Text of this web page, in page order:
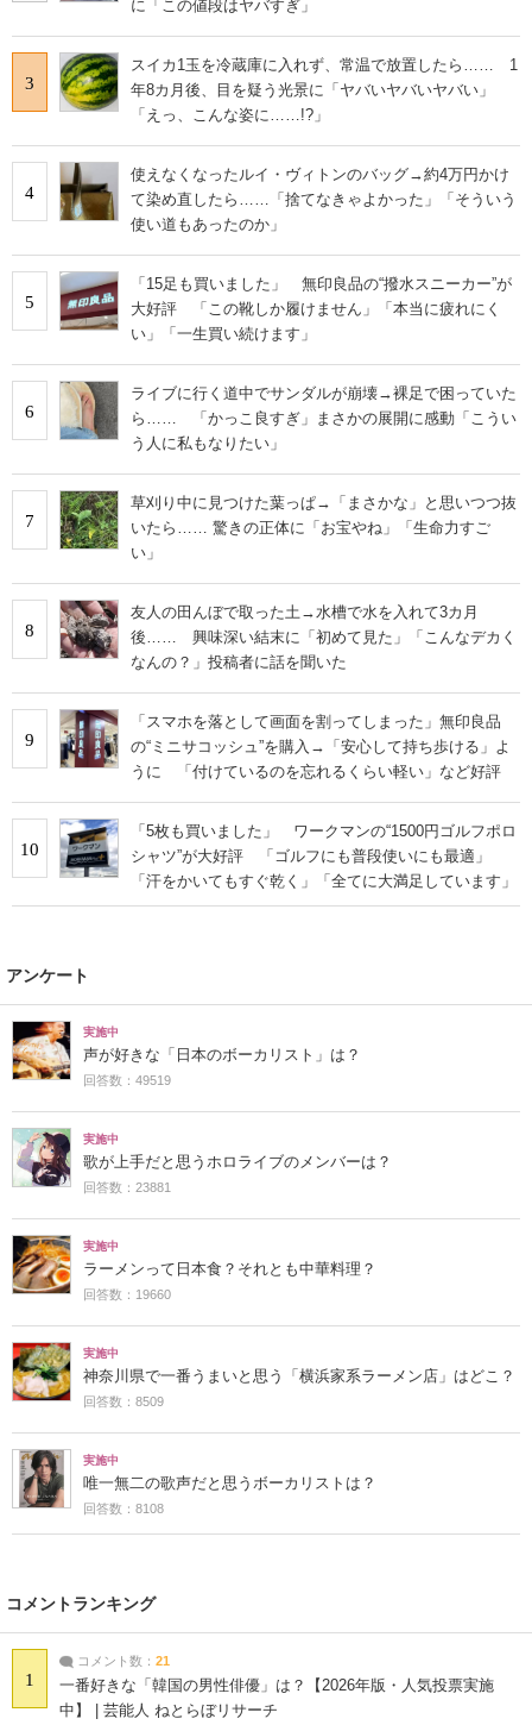
に「この値段はヤバすぎ」
3
スイカ1玉を冷蔵庫に入れず、常温で放置したら…… 1
年8カ月後、目を疑う光景に「ヤバいヤバいヤバい」
「えっ、こんな姿に……!?」
4
使えなくなったルイ・ヴィトンのバッグ→約4万円かけ
て染め直したら……「捨てなきゃよかった」「そういう
使い道もあったのか」
5
「15足も買いました」 無印良品の“撥水スニーカー”が
大好評 「この靴しか履けません」「本当に疲れにく
い」「一生買い続けます」
6
ライブに行く道中でサンダルが崩壊→裸足で困っていた
ら…… 「かっこ良すぎ」まさかの展開に感動「こうい
う人に私もなりたい」
7
草刈り中に見つけた葉っぱ→「まさかな」と思いつつ抜
いたら…… 驚きの正体に「お宝やね」「生命力すご
い」
8
友人の田んぼで取った土→水槽で水を入れて3カ月
後…… 興味深い結末に「初めて見た」「こんなデカく
なんの？」投稿者に話を聞いた
9
「スマホを落として画面を割ってしまった」無印良品
の“ミニサコッシュ”を購入→「安心して持ち歩ける」よ
うに 「付けているのを忘れるくらい軽い」など好評
10
「5枚も買いました」 ワークマンの“1500円ゴルフポロ
シャツ”が大好評 「ゴルフにも普段使いにも最適」
「汗をかいてもすぐ乾く」「全てに大満足しています」
アンケート
実施中
声が好きな「日本のボーカリスト」は？
回答数：49519
実施中
歌が上手だと思うホロライブのメンバーは？
回答数：23881
実施中
ラーメンって日本食？それとも中華料理？
回答数：19660
実施中
神奈川県で一番うまいと思う「横浜家系ラーメン店」はどこ？
回答数：8509
実施中
唯一無二の歌声だと思うボーカリストは？
回答数：8108
コメントランキング
1
コメント数： 21
一番好きな「韓国の男性俳優」は？【2026年版・人気投票実施
中】 | 芸能人 ねとらぼリサーチ